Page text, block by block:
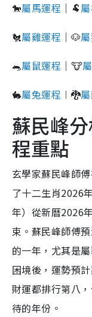
🐎屬馬運程 ｜🐏
🐔屬雞運程 ｜🐶
🐀屬鼠運程 ｜🐮
🐇屬兔運程 ︱🐉
蘇民峰
程重點
玄學家蘇民峰師
了十二生肖2026
年）從新曆2026
束。蘇民峰師傅
的一年，尤其是
困境後，運勢預
財運都排行第八
待的年份。